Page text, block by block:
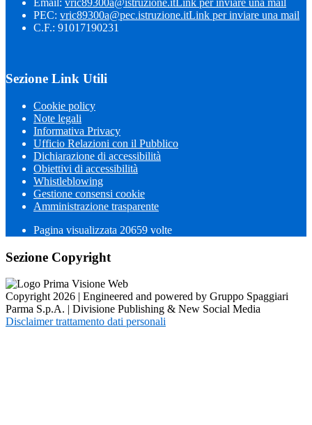
Email: vric89300a@istruzione.itLink per inviare una mail
PEC: vric89300a@pec.istruzione.itLink per inviare una mail
C.F.: 91017190231
Sezione Link Utili
Cookie policy
Note legali
Informativa Privacy
Ufficio Relazioni con il Pubblico
Dichiarazione di accessibilità
Obiettivi di accessibilità
Whistleblowing
Gestione consensi cookie
Amministrazione trasparente
Pagina visualizzata 20659 volte
Sezione Copyright
Copyright 2026 | Engineered and powered by Gruppo Spaggiari
Parma S.p.A. | Divisione Publishing & New Social Media
Disclaimer trattamento dati personali